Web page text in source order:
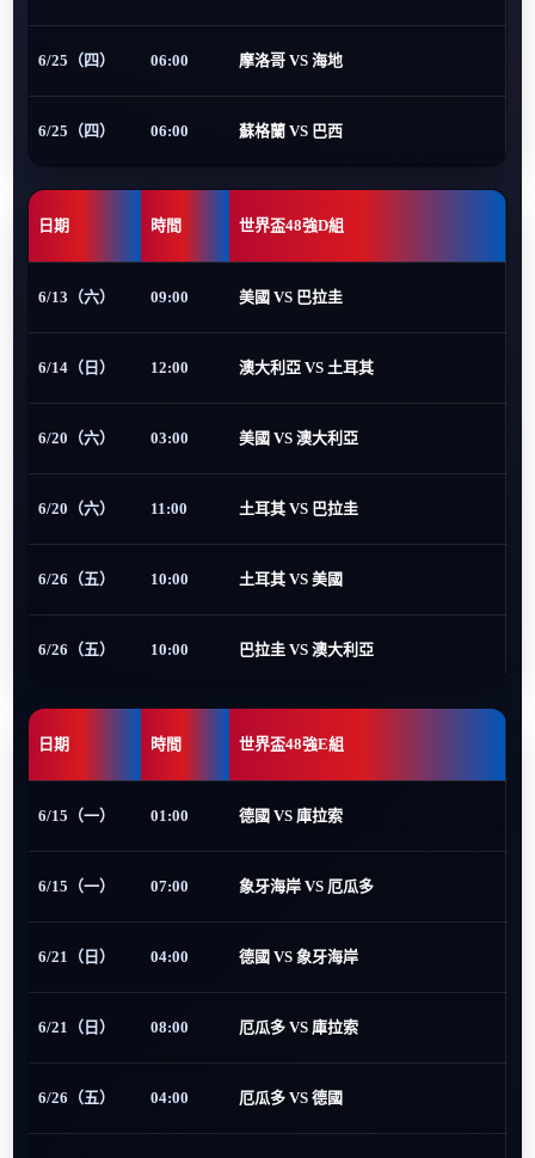
6/25（四） 06:00 摩洛哥 VS 海地
6/25（四） 06:00 蘇格蘭 VS 巴西
日期 時間 世界盃48強D組
6/13（六） 09:00 美國 VS 巴拉圭
6/14（日） 12:00 澳大利亞 VS 土耳其
6/20（六） 03:00 美國 VS 澳大利亞
6/20（六） 11:00 土耳其 VS 巴拉圭
6/26（五） 10:00 土耳其 VS 美國
6/26（五） 10:00 巴拉圭 VS 澳大利亞
日期 時間 世界盃48強E組
6/15（一） 01:00 德國 VS 庫拉索
6/15（一） 07:00 象牙海岸 VS 厄瓜多
6/21（日） 04:00 德國 VS 象牙海岸
6/21（日） 08:00 厄瓜多 VS 庫拉索
6/26（五） 04:00 厄瓜多 VS 德國